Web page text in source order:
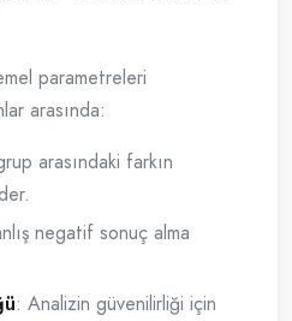
parametreleri
arasında:
arasındaki farkın
negatif sonuç alma
: Analizin güvenilirliği için